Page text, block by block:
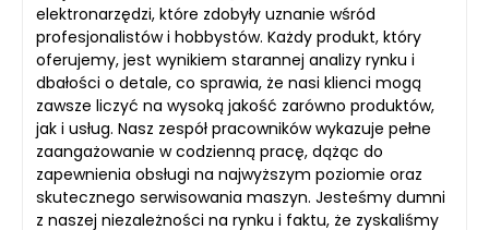
elektronarzędzi, które zdobyły uznanie wśród
profesjonalistów i hobbystów. Każdy produkt, który
oferujemy, jest wynikiem starannej analizy rynku i
dbałości o detale, co sprawia, że nasi klienci mogą
zawsze liczyć na wysoką jakość zarówno produktów,
jak i usług. Nasz zespół pracowników wykazuje pełne
zaangażowanie w codzienną pracę, dążąc do
zapewnienia obsługi na najwyższym poziomie oraz
skutecznego serwisowania maszyn. Jesteśmy dumni
z naszej niezależności na rynku i faktu, że zyskaliśmy